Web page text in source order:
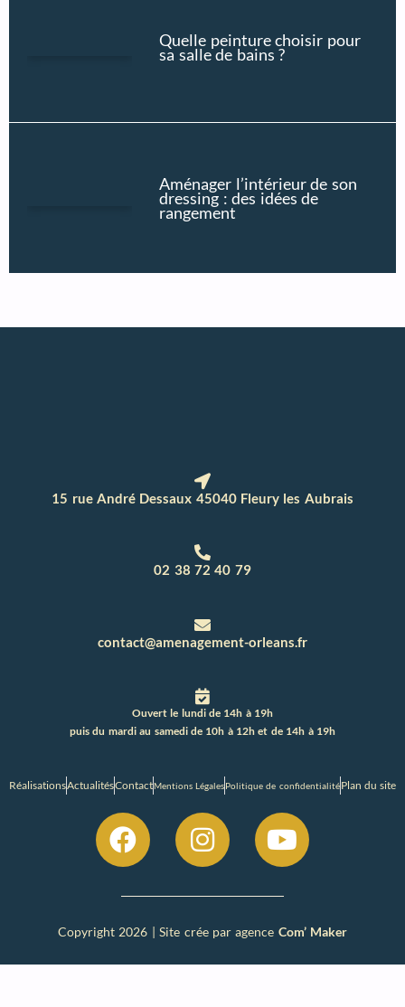
Quelle peinture choisir pour
sa salle de bains ?
Aménager l’intérieur de son
dressing : des idées de
rangement
15 rue André Dessaux 45040 Fleury les Aubrais
02 38 72 40 79
contact@amenagement-orleans.fr
Ouvert le lundi de 14h à 19h
puis du mardi au samedi de 10h à 12h et de 14h à 19h
RéalisationsActualitésContactMentions LégalesPolitique de confidentialitéPlan du site
Copyright 2026 | Site crée par agence Com’ Maker